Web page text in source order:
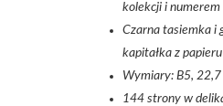
kolekcji i numerem
Czarna tasiemka i
kapitałka z
Wymiary: B5,
144 strony w